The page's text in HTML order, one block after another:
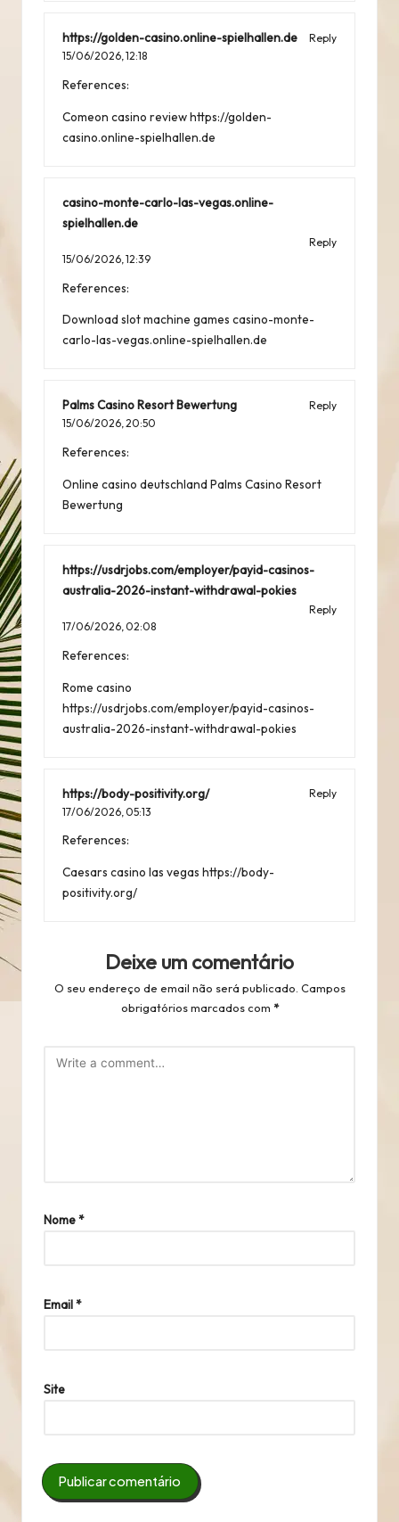
https://golden-casino.online-spielhallen.de
Reply
15/06/2026,12:18
References:
Comeon casino reviewhttps://golden-
casino.online-spielhallen.de
casino-monte-carlo-las-vegas.online-
spielhallen.de
Reply
15/06/2026, 12:39
References:
Download slot machine games casino-monte-
carlo-las-vegas.online-spielhallen.de
Palms Casino Resort Bewertung
Reply
15/06/2026,20:50
References:
Online casino deutschland Palms Casino Resort
Bewertung
https://usdrjobs.com/employer/payid-casinos-
australia-2026-instant-withdrawal-pokies
Reply
17/06/2026,02:08
References:
Rome casino
https://usdrjobs.com/employer/payid-casinos-
australia-2026-instant-withdrawal-pokies
https://body-positivity.org/
Reply
17/06/2026, 05:13
References:
Caesars casino las vegas https://body-
positivity.org/
Deixe um comentário
O seu endereço de email não será publicado. Campos
obrigatórios marcados com *
Nome*
Email*
Site